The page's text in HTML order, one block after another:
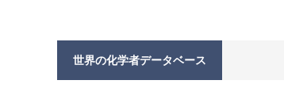
世界の化学者データベース